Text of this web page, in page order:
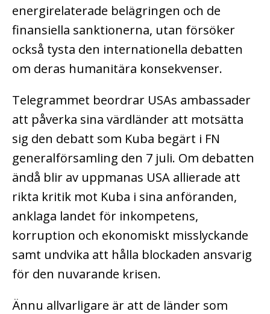
energirelaterade belägringen och de
finansiella sanktionerna, utan försöker
också tysta den internationella debatten
om deras humanitära konsekvenser.
Telegrammet beordrar USAs ambassader
att påverka sina värdländer att motsätta
sig den debatt som Kuba begärt i FN
generalförsamling den 7 juli. Om debatten
ändå blir av uppmanas USA allierade att
rikta kritik mot Kuba i sina anföranden,
anklaga landet för inkompetens,
korruption och ekonomiskt misslyckande
samt undvika att hålla blockaden ansvarig
för den nuvarande krisen.
Ännu allvarligare är att de länder som